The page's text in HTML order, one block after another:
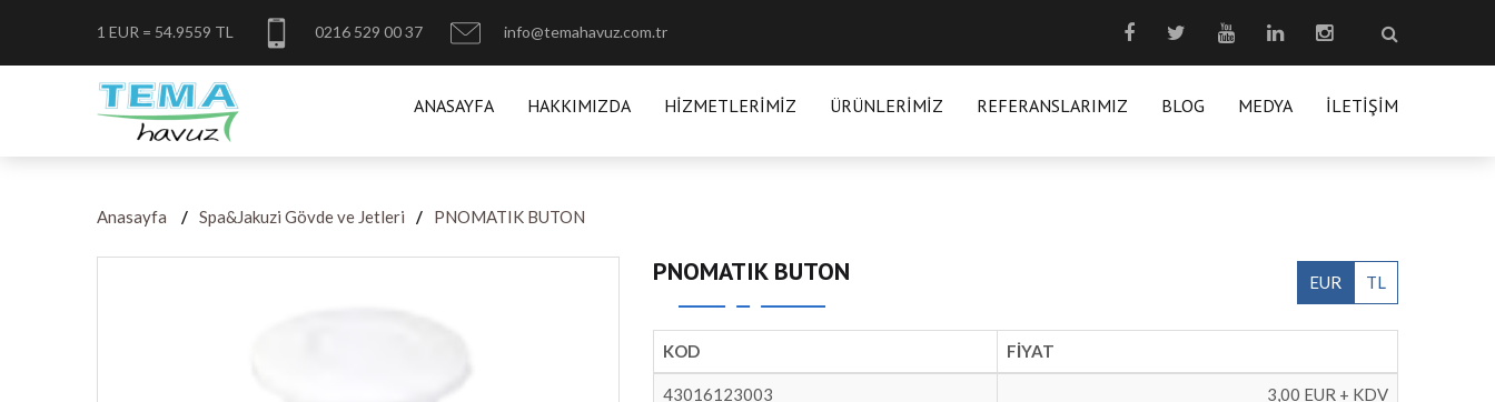
1 EUR = 54.9559 TL 0216 529 00 37 info@temahavuz.com.tr
ANASAYFA HAKKIMIZDA HIZMETLERIMIZ ÜRÜNLERIMIZ REFERANSLARIMIZ BLOG MEDYA İLETIŞIM
Anasayfa Spa&Jakuzi Gövde ve Jetleri PNOMATIK BUTON
PNOMATIK BUTON EUR TL
KOD FİYAT
43016123003 3,00 EUR + KDV